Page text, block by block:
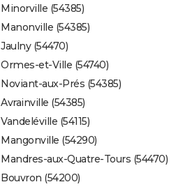
Minorville (54385)
Manonville (54385)
Jaulny (54470)
Ormes-et-Ville (54740)
Noviant-aux-Prés (54385)
Avrainville (54385)
Vandeléville (54115)
Mangonville (54290)
Mandres-aux-Quatre-Tours (54470)
Bouvron (54200)